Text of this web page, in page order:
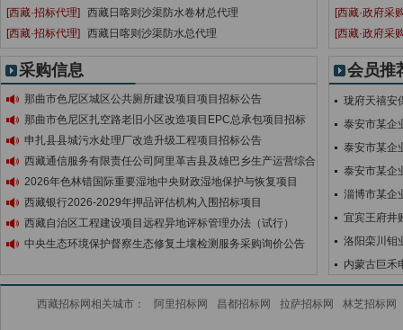
[西藏·招标代理]
西藏日喀则沙渠防水卷材总代理
[西藏·招标代理]
西藏日喀则沙渠防水总代理
[西藏·政府采
[西藏·政府采
采购信息
那曲市色尼区城区公共厕所建设项目项目招标公告
那曲市色尼区扎空路老旧小区改造项目EPC总承包项目招标
申扎县县城污水处理厂改造升级工程项目招标公告
西藏通信服务有限责任公司阿里革吉县及雄巴乡生产运营综合
2026年色林错国际重要湿地中央财政湿地保护与恢复项目
西藏银行2026-2029年押品评估机构入围招标项目
西藏自治区工程建设项目远程异地评标管理办法（试行）
中央生态环境保护督察生态修复土壤检测服务采购询价公告
会员推
珑府天禧安
泰安市某企
泰安市某企
泰安市某企
淄博市某企
宜宾王府井
洛阳栾川钼
内蒙古巨禾
西藏招标网相关城市： 阿里招标网 昌都招标网 拉萨招标网 林芝招标网